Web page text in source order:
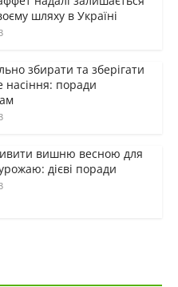
шляху в Україні
збирати та зберігати
насіння: поради
вишню весною для
дієві поради